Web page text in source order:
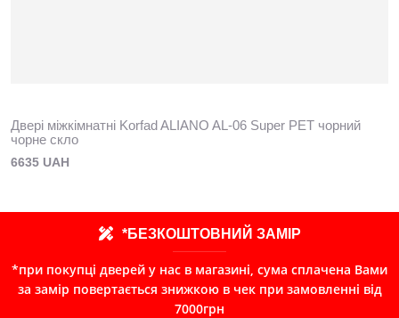
Двері міжкімнатні Korfad ALIANO AL-06 Super PET чорний
чорне скло
6635 UAH
*БЕЗКОШТОВНИЙ ЗАМІР
*при покупці дверей у нас в магазині, сума сплачена Вами
за замір повертається знижкою в чек при замовленні від
7000грн